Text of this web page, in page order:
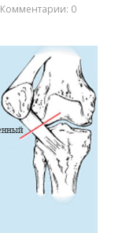
Комментарии: 0